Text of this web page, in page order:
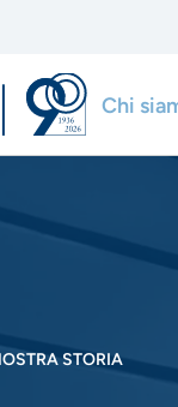
Chi
STORIA